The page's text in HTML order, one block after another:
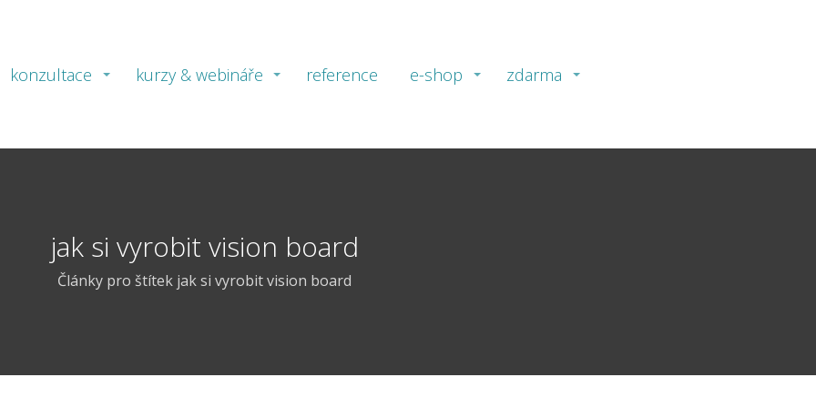
konzultace kurzy & webináře reference e-shop zdarma
jak si vyrobit vision board
Články pro štítek jak si vyrobit vision board